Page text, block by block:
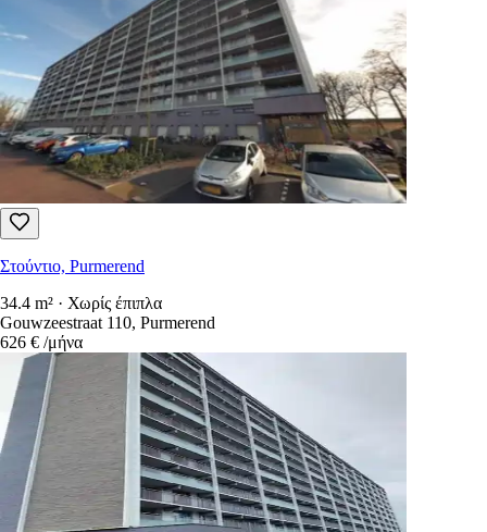
Στούντιο, Purmerend
34.4 m² · Χωρίς έπιπλα
Gouwzeestraat 110, Purmerend
626 € /μήνα